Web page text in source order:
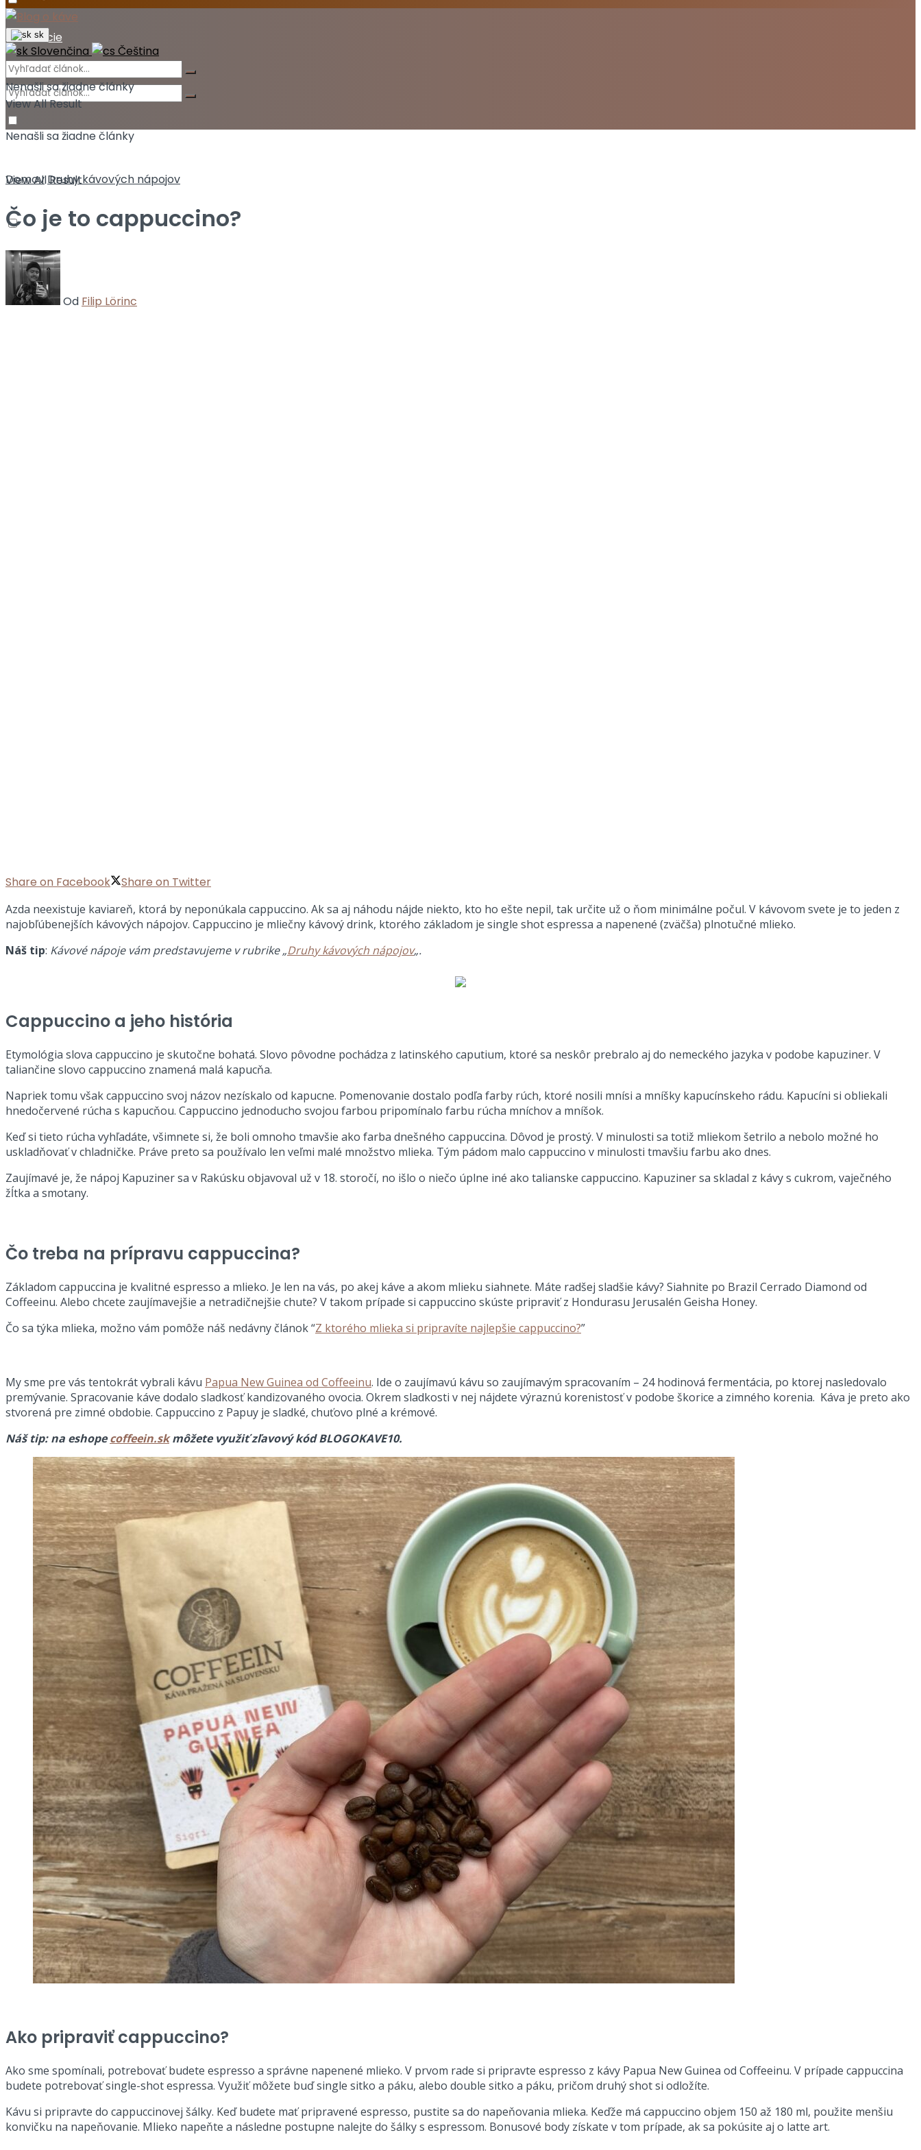
Akcie
Nenašli sa žiadne články
View All Result
sk
Slovenčina Čeština
Nenašli sa žiadne články
View All Result
Domov Druhy kávových nápojov
Čo je to cappuccino?
Od Filip Lörinc
Share on Facebook Share on Twitter
Azda neexistuje kaviareň, ktorá by neponúkala cappuccino. Ak sa aj náhodu nájde niekto, kto ho ešte nepil, tak určite už o ňom minimálne počul. V kávovom svete je to jeden z
najobľúbenejších kávových nápojov. Cappuccino je mliečny kávový drink, ktorého základom je single shot espressa a napenené (zväčša) plnotučné mlieko.
Náš tip: Kávové nápoje vám predstavujeme v rubrike „Druhy kávových nápojov„.
Cappuccino a jeho história
Etymológia slova cappuccino je skutočne bohatá. Slovo pôvodne pochádza z latinského caputium, ktoré sa neskôr prebralo aj do nemeckého jazyka v podobe kapuziner. V
taliančine slovo cappuccino znamená malá kapucňa.
Napriek tomu však cappuccino svoj názov nezískalo od kapucne. Pomenovanie dostalo podľa farby rúch, ktoré nosili mnísi a mníšky kapucínskeho rádu. Kapucíni si obliekali
hnedočervené rúcha s kapucňou. Cappuccino jednoducho svojou farbou pripomínalo farbu rúcha mníchov a mníšok.
Keď si tieto rúcha vyhľadáte, všimnete si, že boli omnoho tmavšie ako farba dnešného cappuccina. Dôvod je prostý. V minulosti sa totiž mliekom šetrilo a nebolo možné ho
uskladňovať v chladničke. Práve preto sa používalo len veľmi malé množstvo mlieka. Tým pádom malo cappuccino v minulosti tmavšiu farbu ako dnes.
Zaujímavé je, že nápoj Kapuziner sa v Rakúsku objavoval už v 18. storočí, no išlo o niečo úplne iné ako talianske cappuccino. Kapuziner sa skladal z kávy s cukrom, vaječného
žĺtka a smotany.
Čo treba na prípravu cappuccina?
Základom cappuccina je kvalitné espresso a mlieko. Je len na vás, po akej káve a akom mlieku siahnete. Máte radšej sladšie kávy? Siahnite po Brazil Cerrado Diamond od
Coffeeinu. Alebo chcete zaujímavejšie a netradičnejšie chute? V takom prípade si cappuccino skúste pripraviť z Hondurasu Jerusalén Geisha Honey.
Čo sa týka mlieka, možno vám pomôže náš nedávny článok “Z ktorého mlieka si pripravíte najlepšie cappuccino?”
My sme pre vás tentokrát vybrali kávu Papua New Guinea od Coffeeinu. Ide o zaujímavú kávu so zaujímavým spracovaním – 24 hodinová fermentácia, po ktorej nasledovalo
premývanie. Spracovanie káve dodalo sladkosť kandizovaného ovocia. Okrem sladkosti v nej nájdete výraznú korenistosť v podobe škorice a zimného korenia. Káva je preto ako
stvorená pre zimné obdobie. Cappuccino z Papuy je sladké, chuťovo plné a krémové.
Náš tip: na eshopecoffeein.skmôžete využiť zľavový kód BLOGOKAVE10.
Ako pripraviť cappuccino?
Ako sme spomínali, potrebovať budete espresso a správne napenené mlieko. V prvom rade si pripravte espresso z kávy Papua New Guinea od Coffeeinu. V prípade cappuccina
budete potrebovať single-shot espressa. Využiť môžete buď single sitko a páku, alebo double sitko a páku, pričom druhý shot si odložíte.
Kávu si pripravte do cappuccinovej šálky. Keď budete mať pripravené espresso, pustite sa do napeňovania mlieka. Keďže má cappuccino objem 150 až 180 ml, použite menšiu
konvičku na napeňovanie. Mlieko napeňte a následne postupne nalejte do šálky s espressom. Bonusové body získate v tom prípade, ak sa pokúsite aj o latte art.